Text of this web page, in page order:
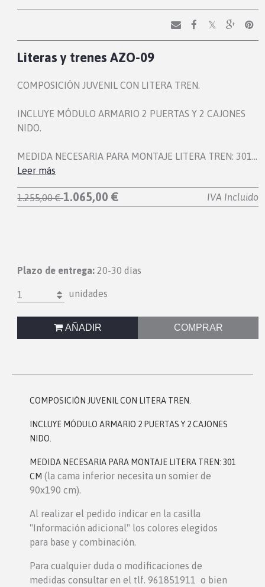
Literas y trenes AZO-09
COMPOSICIÓN JUVENIL CON LITERA TREN.
INCLUYE MÓDULO ARMARIO 2 PUERTAS Y 2 CAJONES
NIDO.
MEDIDA NECESARIA PARA MONTAJE LITERA TREN: 301…
Leer más
1.255,00 €1.065,00 € IVA Incluido
Plazo de entrega: 20-30 días
1 unidades
AÑADIR COMPRAR
COMPOSICIÓN JUVENIL CON LITERA TREN.
INCLUYE MÓDULO ARMARIO 2 PUERTAS Y 2 CAJONES
NIDO.
MEDIDA NECESARIA PARA MONTAJE LITERA TREN: 301
CM (la cama inferior necesita un somier de
90x190 cm).
Al realizar el pedido indicar en la casilla
"Información adicional" los colores elegidos
para base y combinación.
Para cualquier duda o modificaciones de
medidas consultar en el tlf. 961851911 o bien